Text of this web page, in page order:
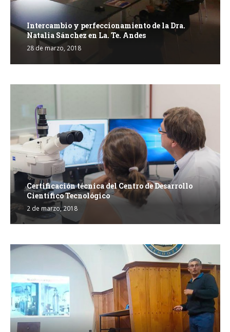
Intercambio y perfeccionamiento de la Dra.
Natalia Sánchez en La. Te. Andes
28 de marzo, 2018
Certificación técnica del Centro de Desarrollo
Científico Tecnológico
2 de marzo, 2018